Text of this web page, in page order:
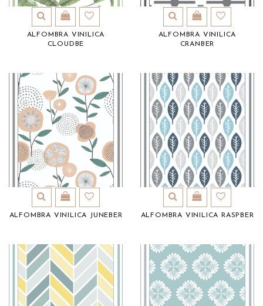
ALFOMBRA VINILICA
CLOUDBE
ALFOMBRA VINILICA
CRANBER
ALFOMBRA VINILICA JUNEBER ALFOMBRA VINILICA RASPBER